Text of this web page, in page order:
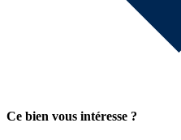
Ce bien vous intéresse ?